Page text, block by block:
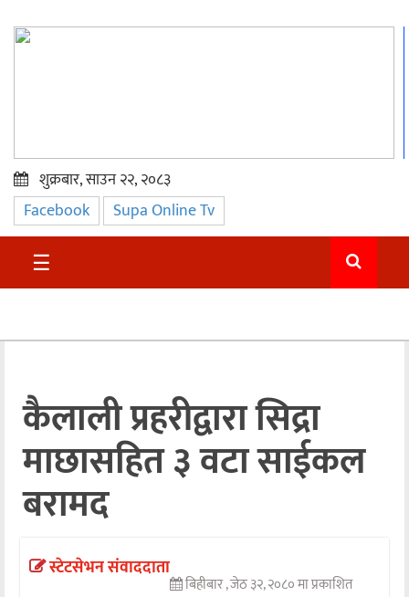
प्रमुख
समाचार
सुदुर
अन्तराष्ट्रिय
अन्तर्वार्ता
अर्थ
खेलकुद
मनोरञ्जन
शुक्रबार, साउन २२, २०८३
Facebook Supa Online Tv
☰
कैलाली प्रहरीद्वारा सिद्रा
माछासहित ३ वटा साईकल
बरामद
स्टेटसेभन संवाददाता
बिहीबार , जेठ ३२, २०८० मा प्रकाशित